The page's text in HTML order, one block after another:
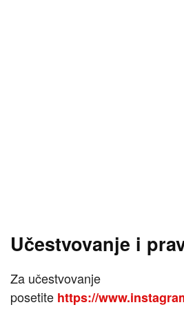
Učestvovanje i
Za učestvovanje
posetite https://